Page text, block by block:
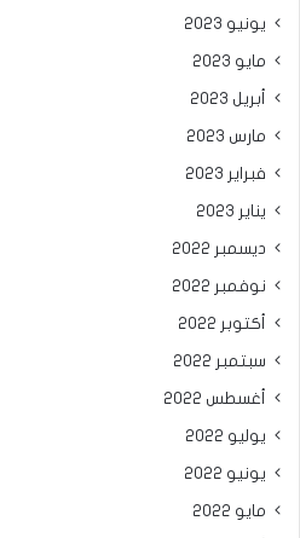
يونيو 2023
مايو 2023
أبريل 2023
مارس 2023
فبراير 2023
يناير 2023
ديسمبر 2022
نوفمبر 2022
أكتوبر 2022
سبتمبر 2022
أغسطس 2022
يوليو 2022
يونيو 2022
مايو 2022